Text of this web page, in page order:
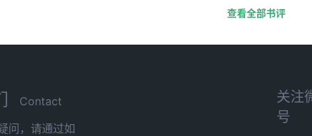
查看全部书评
Contact
问，请通过如
关注
号